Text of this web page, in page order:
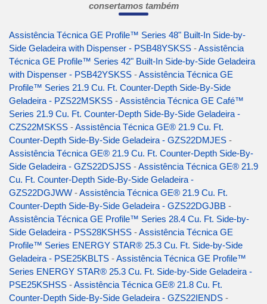
consertamos também
Assistência Técnica GE Profile™ Series 48" Built-In Side-by-
Side Geladeira with Dispenser - PSB48YSKSS -Assistência
Técnica GE Profile™ Series 42" Built-In Side-by-Side Geladeira
with Dispenser - PSB42YSKSS -Assistência Técnica GE
Profile™ Series 21.9 Cu. Ft. Counter-Depth Side-By-Side
Geladeira - PZS22MSKSS -Assistência Técnica GE Café™
Series 21.9 Cu. Ft. Counter-Depth Side-By-Side Geladeira -
CZS22MSKSS -Assistência Técnica GE® 21.9 Cu. Ft.
Counter-Depth Side-By-Side Geladeira - GZS22DMJES -
Assistência Técnica GE® 21.9 Cu. Ft. Counter-Depth Side-By-
Side Geladeira - GZS22DSJSS -Assistência Técnica GE® 21.9
Cu. Ft. Counter-Depth Side-By-Side Geladeira -
GZS22DGJWW -Assistência Técnica GE® 21.9 Cu. Ft.
Counter-Depth Side-By-Side Geladeira - GZS22DGJBB -
Assistência Técnica GE Profile™ Series 28.4 Cu. Ft. Side-by-
Side Geladeira - PSS28KSHSS -Assistência Técnica GE
Profile™ Series ENERGY STAR® 25.3 Cu. Ft. Side-by-Side
Geladeira - PSE25KBLTS -Assistência Técnica GE Profile™
Series ENERGY STAR® 25.3 Cu. Ft. Side-by-Side Geladeira -
PSE25KSHSS -Assistência Técnica GE® 21.8 Cu. Ft.
Counter-Depth Side-By-Side Geladeira - GZS22IENDS -